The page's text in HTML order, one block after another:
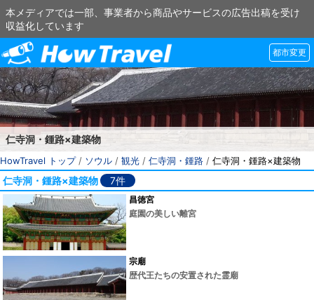
本メディアでは一部、事業者から商品やサービスの広告出稿を受け
収益化しています
都市変更
仁寺洞・鍾路×建築物
HowTravel トップ/ ソウル / 観光 / 仁寺洞・鍾路 / 仁寺洞・鍾路×建築物
仁寺洞・鍾路×建築物 7件
昌徳宮
庭園の美しい離宮
宗廟
歴代王たちの安置された霊廟